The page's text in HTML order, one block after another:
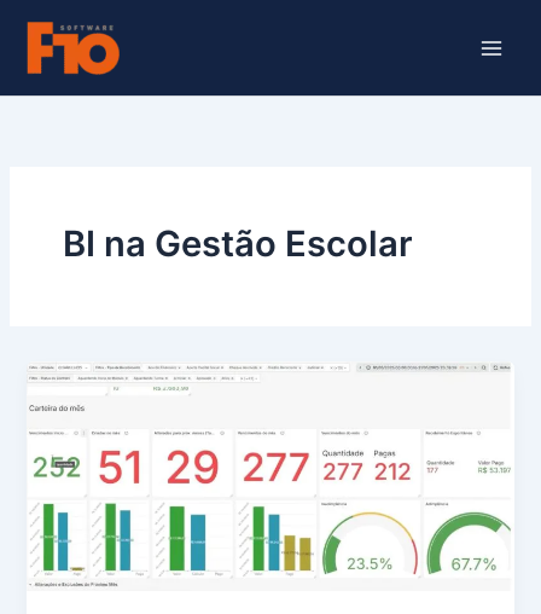
conteúdo
BI na Gestão Escolar